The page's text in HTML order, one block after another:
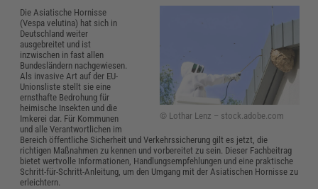
© Lothar Lenz – stock.adobe.com
Die Asiatische Hornisse
(Vespa velutina) hat sich in
Deutschland weiter
ausgebreitet und ist
inzwischen in fast allen
Bundesländern nachgewiesen.
Als invasive Art auf der EU-
Unionsliste stellt sie eine
ernsthafte Bedrohung für
heimische Insekten und die
Imkerei dar. Für Kommunen
und alle Verantwortlichen im
Bereich öffentliche Sicherheit und Verkehrssicherung gilt es jetzt, die
richtigen Maßnahmen zu kennen und vorbereitet zu sein. Dieser Fachbeitrag
bietet wertvolle Informationen, Handlungsempfehlungen und eine praktische
Schritt-für-Schritt-Anleitung, um den Umgang mit der Asiatischen Hornisse zu
erleichtern.